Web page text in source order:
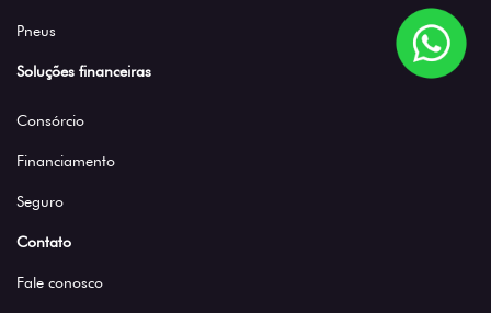
Pneus
Soluções financeiras
Consórcio
Financiamento
Seguro
Contato
Fale conosco